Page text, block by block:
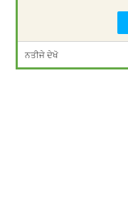
ਨਤੀਜੇ ਦੇਖੋ